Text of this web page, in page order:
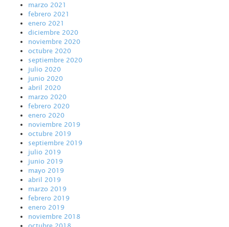
marzo 2021
febrero 2021
enero 2021
diciembre 2020
noviembre 2020
octubre 2020
septiembre 2020
julio 2020
junio 2020
abril 2020
marzo 2020
febrero 2020
enero 2020
noviembre 2019
octubre 2019
septiembre 2019
julio 2019
junio 2019
mayo 2019
abril 2019
marzo 2019
febrero 2019
enero 2019
noviembre 2018